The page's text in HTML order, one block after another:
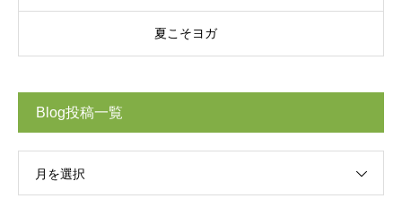
夏こそヨガ
Blog投稿一覧
月を選択